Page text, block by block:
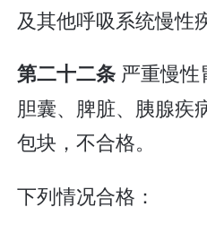
及其他呼吸系统慢性
第二十二条 严重慢性
胆囊、脾脏、胰腺疾
包块，不合格。
下列情况合格：